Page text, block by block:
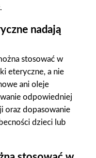
.
nadają
stosować w
eteryczne, a nie
ani oleje
odpowiedniej
oraz dopasowanie
dzieci lub